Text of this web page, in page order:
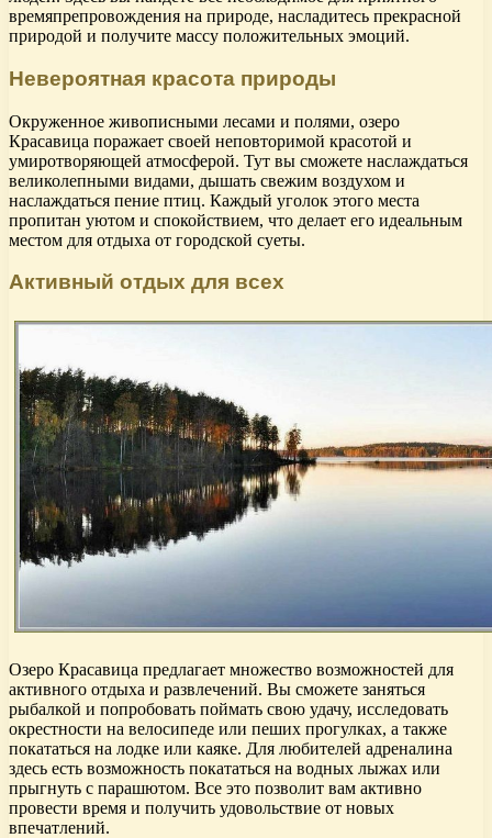
времяпрепровождения на природе, насладитесь прекрасной
природой и получите массу положительных эмоций.
Невероятная красота природы
Окруженное живописными лесами и полями, озеро
Красавица поражает своей неповторимой красотой и
умиротворяющей атмосферой. Тут вы сможете наслаждаться
великолепными видами, дышать свежим воздухом и
наслаждаться пение птиц. Каждый уголок этого места
пропитан уютом и спокойствием, что делает его идеальным
местом для отдыха от городской суеты.
Активный отдых для всех
Озеро Красавица предлагает множество возможностей для
активного отдыха и развлечений. Вы сможете заняться
рыбалкой и попробовать поймать свою удачу, исследовать
окрестности на велосипеде или пеших прогулках, а также
покататься на лодке или каяке. Для любителей адреналина
здесь есть возможность покататься на водных лыжах или
прыгнуть с парашютом. Все это позволит вам активно
провести время и получить удовольствие от новых
впечатлений.